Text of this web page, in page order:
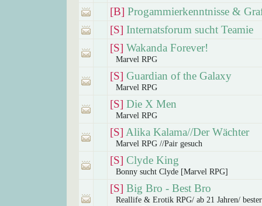
[B] Progammierkenntnisse &
[S] Internatsforum sucht Teamie
[S] Wakanda Forever!
Marvel RPG
[S] Guardian of the Galaxy
Marvel RPG
[S] Die X Men
Marvel RPG
[S] Alika Kalama//Der Wächter
Marvel RPG //Pair gesuch
[S] Clyde King
Bonny sucht Clyde [Marvel RPG]
[S] Big Bro - Best Bro
Reallife & Erotik RPG/ ab 21 Jahren/